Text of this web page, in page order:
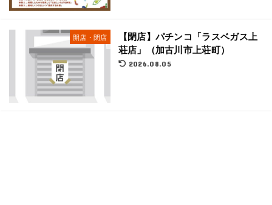
開店・閉店
【閉店】パチンコ「ラスベガス上
荘店」（加古川市上荘町）
2026.08.05